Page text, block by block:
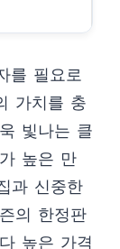
를 필요로
가치를 충
빛나는 클
높은 만
과 신중한
의 한정판
높은 가격